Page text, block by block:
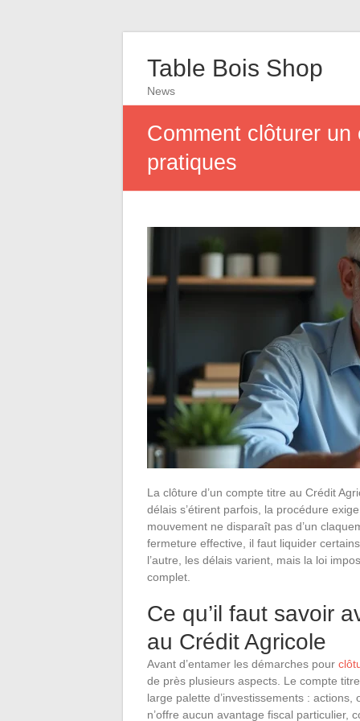
Table Bois Shop
News
Comment clôturer
pratiques
La clôture d’un compte titre au Crédit
délais s’étirent parfois, la procédure
mouvement ne disparaît pas d’un
fermeture effective, il faut liquider
l’autre, les délais varient, mais la loi
complet.
Ce qu’il faut savoir
au Crédit Agricole
Avant d’entamer les démarches pour
de près plusieurs aspects. Le compte
large palette d’investissements :
n’offre aucun avantage fiscal particulier,